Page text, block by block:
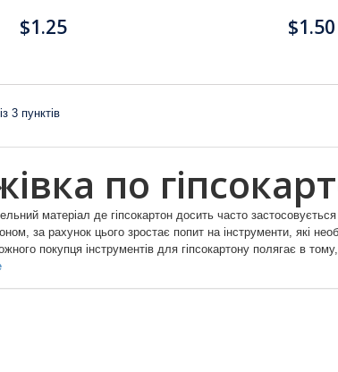
$1.25 $1.50
3 пунктів
по
матеріал де гіпсокартон досить часто
за рахунок цього зростає попит на інструменти, які
покупця інструментів для гіпсокартону полягає в